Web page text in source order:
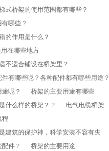
式桥架的使用范围都有哪些？
哪些？
的作用是什么？
在哪些地方
不适合铺设在桥架里？
件有哪些呢？各种配件都有哪些用途？
呢？
桥架的主要用途有哪些
什么样的桥架？？
电气电缆桥架
程
建筑的保护神，科学安装不容有失
件？
桥架的主要用途